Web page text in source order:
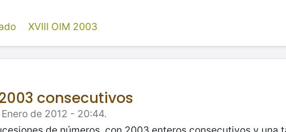
XVIII OIM 2003
consecutivos
de 2012 - 20:44.